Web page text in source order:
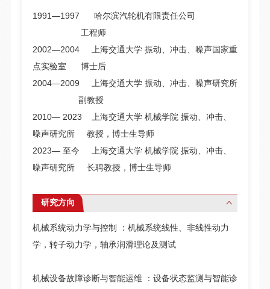
1991―1997 哈尔滨汽轮机有限责任公司
工程师
2002―2004 上海交通大学 振动、冲击、噪声国家重
点实验室 博士后
2004―2009 上海交通大学 振动、冲击、噪声研究所
副教授
2010― 2023 上海交通大学 机械学院 振动、冲击、
噪声研究所 教授，博士生导师
2023― 至今 上海交通大学 机械学院 振动、冲击、
噪声研究所 长聘教授，博士生导师
研究方向
机械系统动力学与控制 ：机械系统线性、非线性动力
学，转子动力学，轴承润滑理论及测试
机械设备故障诊断与智能运维 ：设备状态监测与智能诊